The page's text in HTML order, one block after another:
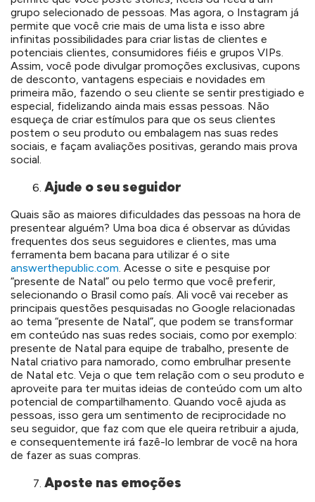
grupo selecionado de pessoas. Mas agora, o Instagram já
permite que você crie mais de uma lista e isso abre
infinitas possibilidades para criar listas de clientes e
potenciais clientes, consumidores fiéis e grupos VIPs.
Assim, você pode divulgar promoções exclusivas, cupons
de desconto, vantagens especiais e novidades em
primeira mão, fazendo o seu cliente se sentir prestigiado e
especial, fidelizando ainda mais essas pessoas. Não
esqueça de criar estímulos para que os seus clientes
postem o seu produto ou embalagem nas suas redes
sociais, e façam avaliações positivas, gerando mais prova
social.
Ajude o seu seguidor
Quais são as maiores dificuldades das pessoas na hora de
presentear alguém? Uma boa dica é observar as dúvidas
frequentes dos seus seguidores e clientes, mas uma
ferramenta bem bacana para utilizar é o site
answerthepublic.com. Acesse o site e pesquise por
“presente de Natal” ou pelo termo que você preferir,
selecionando o Brasil como país. Ali você vai receber as
principais questões pesquisadas no Google relacionadas
ao tema “presente de Natal”, que podem se transformar
em conteúdo nas suas redes sociais, como por exemplo:
presente de Natal para equipe de trabalho, presente de
Natal criativo para namorado, como embrulhar presente
de Natal etc. Veja o que tem relação com o seu produto e
aproveite para ter muitas ideias de conteúdo com um alto
potencial de compartilhamento. Quando você ajuda as
pessoas, isso gera um sentimento de reciprocidade no
seu seguidor, que faz com que ele queira retribuir a ajuda,
e consequentemente irá fazê-lo lembrar de você na hora
de fazer as suas compras.
Aposte nas emoções